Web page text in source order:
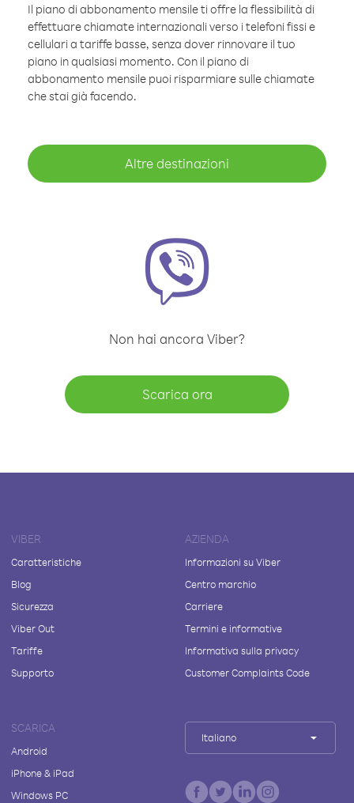
Il piano di abbonamento mensile ti offre la flessibilità di
effettuare chiamate internazionali verso i telefoni fissi e
cellulari a tariffe basse, senza dover rinnovare il tuo
piano in qualsiasi momento. Con il piano di
abbonamento mensile puoi risparmiare sulle chiamate
che stai già facendo.
Altre destinazioni
Non hai ancora Viber?
Scarica ora
VIBER
Caratteristiche
Blog
Sicurezza
Viber Out
Tariffe
Supporto
AZIENDA
Informazioni su Viber
Centro marchio
Carriere
Termini e informative
Informativa sulla privacy
Customer Complaints Code
SCARICA
Android
iPhone & iPad
Windows PC
Italiano